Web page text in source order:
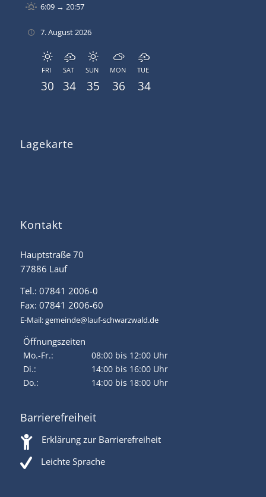
6:09 → 20:57
7. August 2026
FRI
30
SAT
34
SUN
35
MON
36
TUE
34
Lagekarte
Kontakt
Hauptstraße 70
77886 Lauf
Tel.: 07841 2006-0
Fax: 07841 2006-60
E-Mail:gemeinde@lauf-schwarzwald.de
Öffnungszeiten
Mo.-Fr.:
08:00 bis 12:00 Uhr
Di.:
14:00 bis 16:00 Uhr
Do.:
14:00 bis 18:00 Uhr
Barrierefreiheit
Erklärung zur Barrierefreiheit
Leichte Sprache